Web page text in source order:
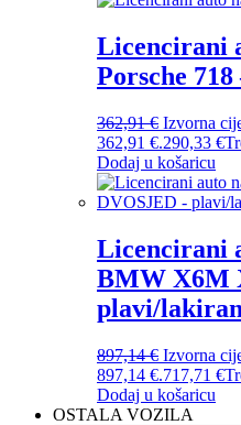
Licencirani
Porsche
362,91€ Izvorna
362,91 €.290,33 €
Dodaj u košaricu
Licencirani
BMW X6M
plavi/
897,14€ Izvorna
897,14 €.717,71 €
Dodaj u košaricu
OSTALA VOZILA